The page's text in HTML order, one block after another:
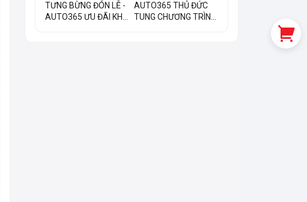
TƯNG BỪNG ĐÓN LỄ -
AUTO365 ƯU ĐÃI KHI
AUTO365 THỦ ĐỨC
TUNG CHƯƠNG TRÌNH